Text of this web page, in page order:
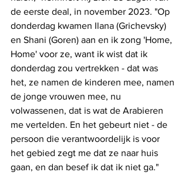
de eerste deal, in november 2023. "Op
donderdag kwamen Ilana (Grichevsky)
en Shani (Goren) aan en ik zong 'Home,
Home' voor ze, want ik wist dat ik
donderdag zou vertrekken - dat was
het, ze namen de kinderen mee, namen
de jonge vrouwen mee, nu
volwassenen, dat is wat de Arabieren
me vertelden. En het gebeurt niet - de
persoon die verantwoordelijk is voor
het gebied zegt me dat ze naar huis
gaan, en dan besef ik dat ik niet ga."